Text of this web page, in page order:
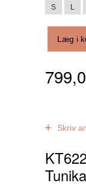
S L
Læg i
Skriv
Tunika